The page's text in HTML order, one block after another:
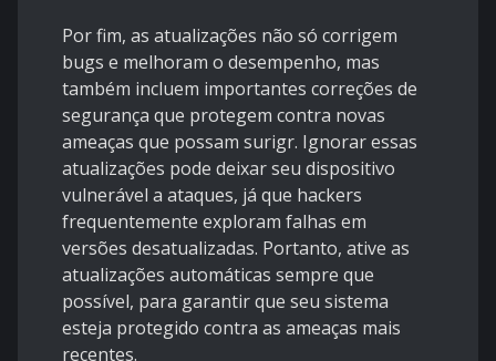
Por fim, as atualizações não só corrigem
bugs e melhoram o desempenho, mas
também incluem importantes correções de
segurança que protegem contra novas
ameaças que possam surigr. Ignorar essas
atualizações pode deixar seu dispositivo
vulnerável a ataques, já que hackers
frequentemente exploram falhas em
versões desatualizadas. Portanto, ative as
atualizações automáticas sempre que
possível, para garantir que seu sistema
esteja protegido contra as ameaças mais
recentes.